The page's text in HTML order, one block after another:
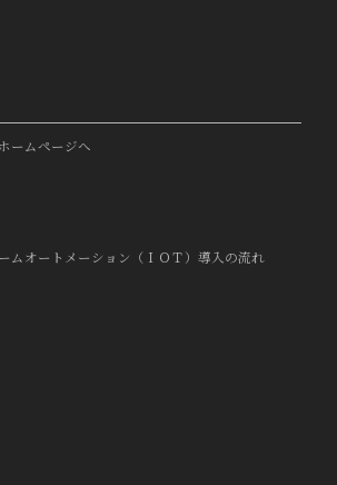
ームページへ
ムオートメーション（ＩＯＴ）導入の流れ